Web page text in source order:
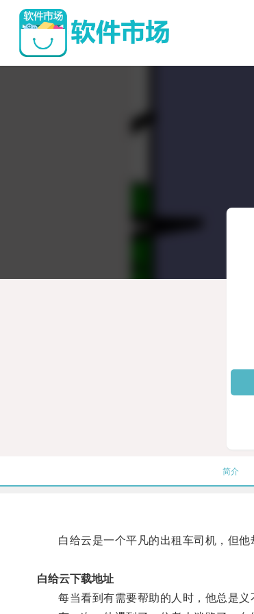
简介
白给云是一个平凡的出租车司机，但他
白给云下载地址
每当看到有需要帮助的人时，他总是义